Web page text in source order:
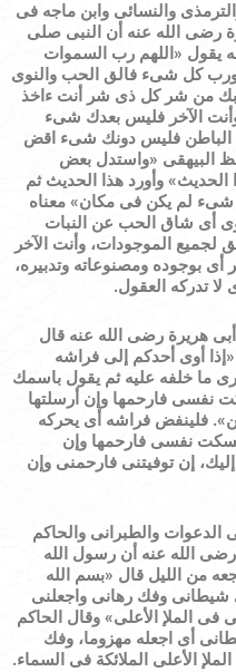
والنسائى وابن ماجه فى
رضى الله عنه أن النبى صلى
يقول « اللهم رب السموات
كل شىء فالق الحب والنوى
بك من شر كل ذى شر أنت ءاخذ
الآخر فليس بعدك شىء
فليس دونك شىء اقض
البيهقى «واستدل بعض
الحديث» وأورد هذا الحديث ثم
شىء لم يكن فى مكان» معناه
أى شاق الحب عن النبات
لجميع الموجودات، وأنت الآخر
أى بوجوده ومصنوعاته وتدبيره،
تدركه العقول.
هريرة رضى الله عنه قال
«إذا أوى أحدكم إلى فراشه
ما خلفه عليه ثم يقول باسمك
نفسى فارحمها وإن أرسلتها
». فلينفض فراشه أى يحركه
نفسى فارحمها وإن
إن توفيتنى فارحمنى وإن
والطبرانى والحاكم
الله عنه أن رسول الله
من الليل قال «بسم الله
وفك رهانى واجعلنى
فى الملإ الأعلى» وقال الحاكم
أى اجعله مهزوما، وفك
الأعلى الملائكة فى السماء.